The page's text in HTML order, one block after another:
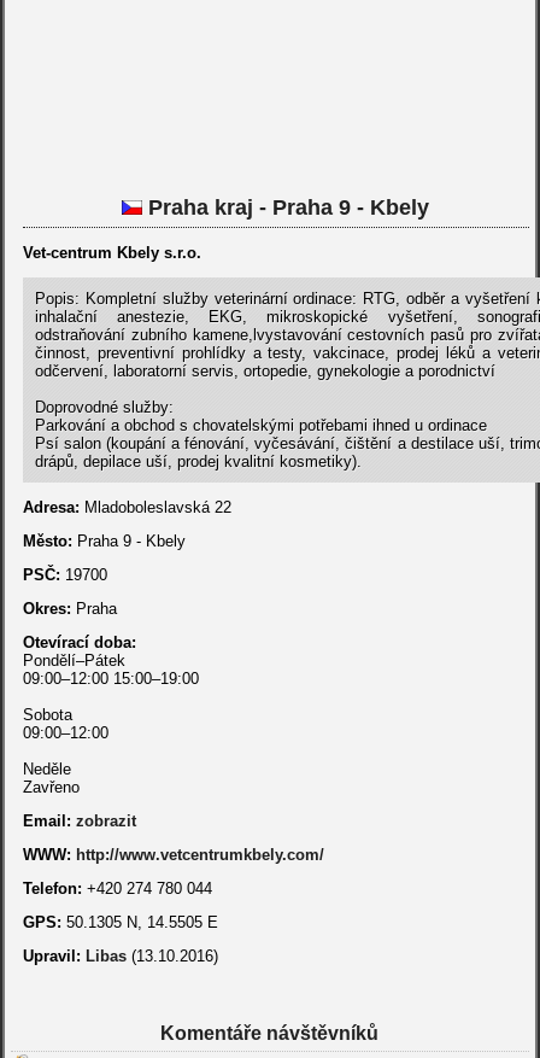
Praha kraj - Praha 9 - Kbely
Vet-centrum Kbely s.r.o.
Popis: Kompletní služby veterinární ordinace: RTG, odběr a vyšetření
inhalační anestezie, EKG, mikroskopické vyšetření,
odstraňování zubního kamene,lvystavování cestovních pasů pro
činnost, preventivní prohlídky a testy, vakcinace, prodej léků a
odčervení, laboratorní servis, ortopedie, gynekologie a porodnictví
Doprovodné služby:
Parkování a obchod s chovatelskými potřebami ihned u ordinace
Psí salon (koupání a fénování, vyčesávání, čištění a destilace uší,
drápů, depilace uší, prodej kvalitní kosmetiky).
Adresa: Mladoboleslavská 22
Město: Praha 9 - Kbely
PSČ: 19700
Okres: Praha
Otevírací doba:
Pondělí–Pátek
09:00–12:00 15:00–19:00
Sobota
09:00–12:00
Neděle
Zavřeno
Email: zobrazit
WWW: http://www.vetcentrumkbely.com/
Telefon: +420 274 780 044
GPS: 50.1305 N, 14.5505 E
Upravil: Libas(13.10.2016)
Komentáře návštěvníků